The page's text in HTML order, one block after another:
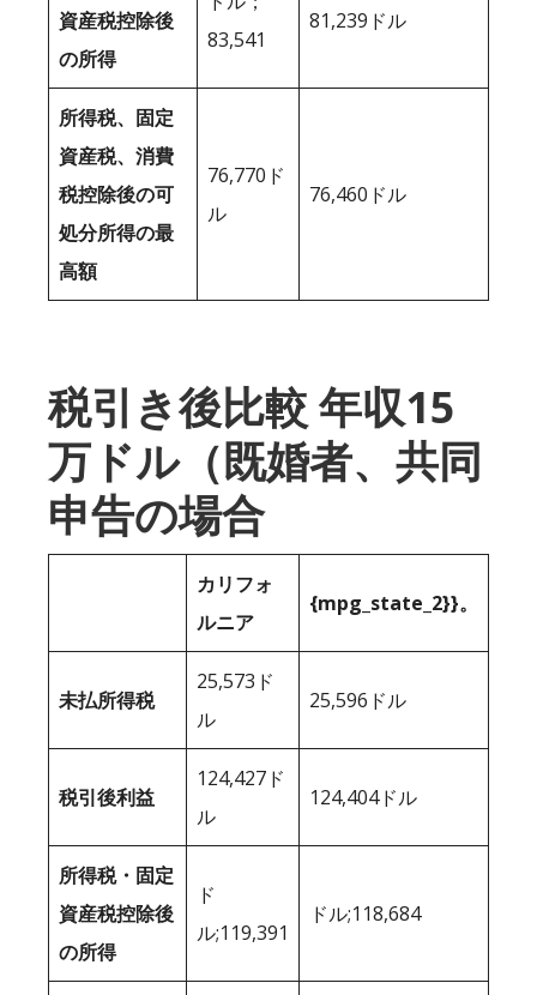
資産税控除後
の所得
83,541
81,239ドル
所得税、固定
資産税、消費
税控除後の可
処分所得の最
高額
76,770ド
ル
76,460ドル
税引き後比較 年収15
万ドル（既婚者、共同
申告の場合
カリフォ
ルニア
{mpg_state_2}}。
未払所得税
25,573ド
ル
25,596ドル
税引後利益
124,427ド
ル
124,404ドル
所得税・固定
資産税控除後
の所得
ド
ル;119,391
ドル;118,684